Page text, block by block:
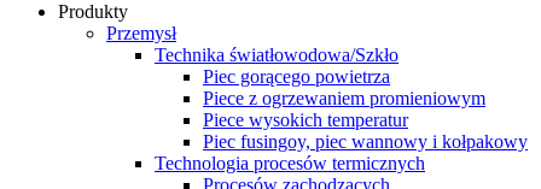
Produkty
Przemysł
Technika światłowodowa/Szkło
Piec gorącego powietrza
Piece z ogrzewaniem promieniowym
Piece wysokich temperatur
Piec fusingoy, piec wannowy i kołpakowy
Technologia procesów termicznych